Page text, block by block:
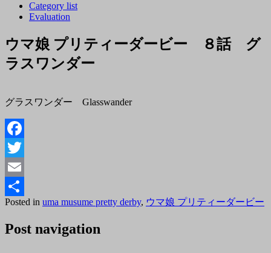
Category list
Evaluation
ウマ娘 プリティーダービー ８話 グ
ラスワンダー
グラスワンダー Glasswander
Facebook
Twitter
Email
共
有
Posted
2018
年
Posted in uma musume pretty derby, ウマ娘 プリティーダービー
Post navigation